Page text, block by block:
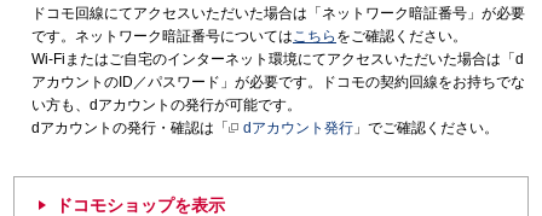
ドコモ回線にてアクセスいただいた場合は「ネットワーク暗証番号」が必要
です。ネットワーク暗証番号についてはこちら をご確認ください。
Wi-Fiまたはご自宅のインターネット環境にてアクセスいただいた場合は「d
アカウントのID／パスワード」が必要です。ドコモの契約回線をお持ちでな
い方も、dアカウントの発行が可能です。
dアカウントの発行・確認は「
dアカウント発行 」でご確認ください。
ドコモショップを表示